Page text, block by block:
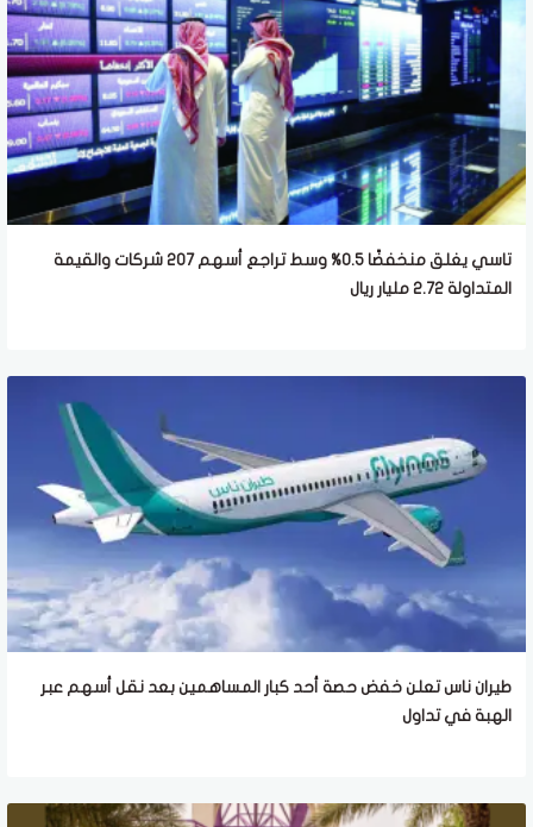
تاسي يغلق منخفضًا 0.5% وسط تراجع أسهم 207 شركات والقيمة
المتداولة 2.72 مليار ريال
طيران ناس تعلن خفض حصة أحد كبار المساهمين بعد نقل أسهم عبر
الهبة في تداول